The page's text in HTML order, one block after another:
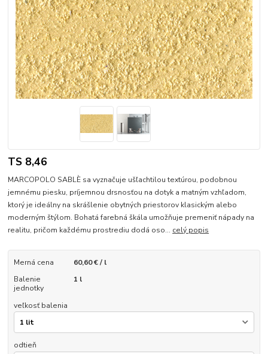
TS 8,46
MARCOPOLO SABLÈ sa vyznačuje ušľachtilou textúrou, podobnou
jemnému piesku, príjemnou drsnosťou na dotyk a matným vzhľadom,
ktorý je ideálny na skrášlenie obytných priestorov klasickým alebo
moderným štýlom. Bohatá farebná škála umožňuje premeniť nápady na
realitu, pričom každému prostrediu dodá oso... celý popis
Merná cena
60,60 € / l
Balenie
jednotky
1 l
veľkosť balenia
odtieň